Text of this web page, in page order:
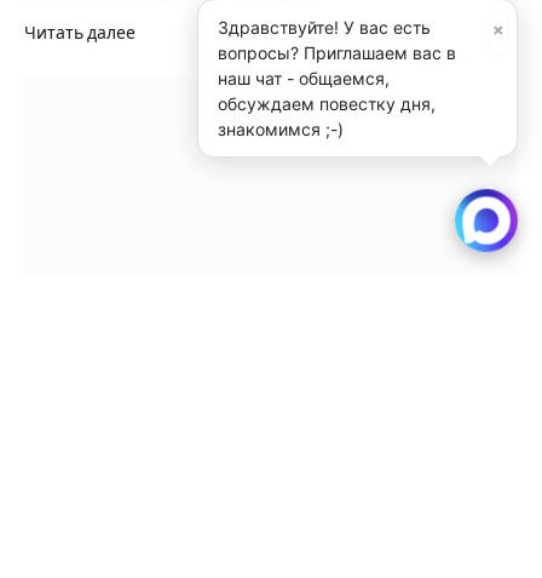
Читать далее ×
Здравствуйте! У вас есть
вопросы? Приглашаем вас в
наш чат - общаемся,
обсуждаем повестку дня,
знакомимся ;-)